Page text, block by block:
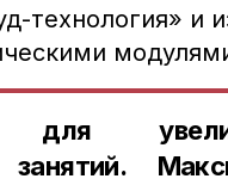
технология» и
занятий.